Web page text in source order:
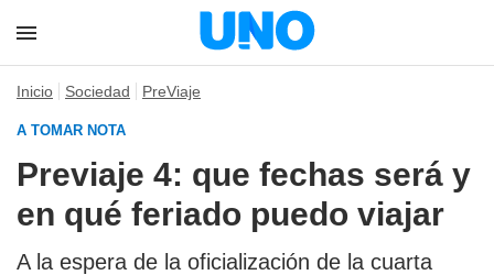
Inicio Sociedad PreViaje
A TOMAR NOTA
Previaje 4: que fechas será y
en qué feriado puedo viajar
A la espera de la oficialización de la cuarta